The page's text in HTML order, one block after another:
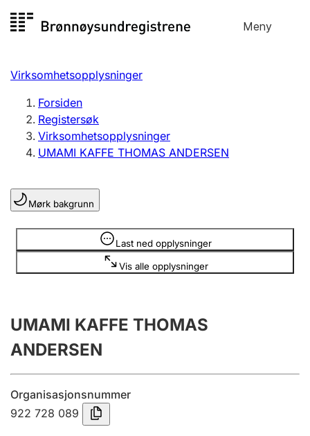
til
Meny
Registersøk
Aksjeselskap
Enkeltpersonforetak
Registrere, endre, slette
Lag og forening
Registrere, endre, slette
Innsending og forsinkelsesgebyr
Tinglysing
Virksomhetsopplysninger
Forsiden
Registersøk
Virksomhetsopplysninger
UMAMI KAFFE THOMAS ANDERSEN
Mørk bakgrunn
Last ned opplysninger
Vis alle opplysninger
Opplysninger er skjult
UMAMI KAFFE THOMAS
ANDERSEN
Organisasjonsnummer
922 728 089